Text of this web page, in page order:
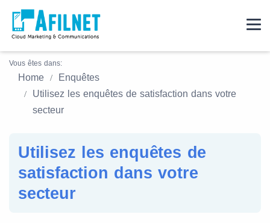
Vous êtes dans:
Home
Enquêtes
Utilisez les enquêtes de satisfaction dans votre
secteur
Utilisez les enquêtes de
satisfaction dans votre
secteur